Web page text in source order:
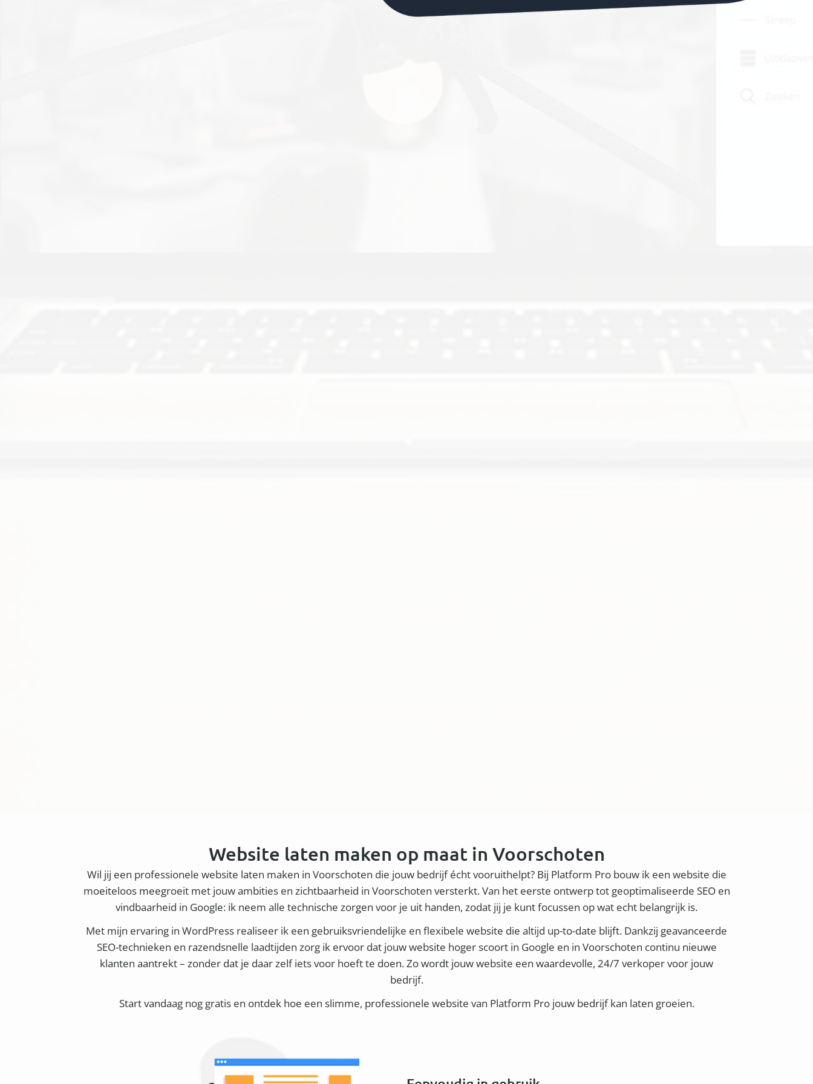
Website laten maken op maat in Voorschoten
Wil jij een professionele website laten maken in Voorschoten die jouw bedrijf écht vooruithelpt? Bij Platform Pro bouw ik een website die
moeiteloos meegroeit met jouw ambities en zichtbaarheid in Voorschoten versterkt. Van het eerste ontwerp tot geoptimaliseerde SEO en
vindbaarheid in Google: ik neem alle technische zorgen voor je uit handen, zodat jij je kunt focussen op wat echt belangrijk is.
Met mijn ervaring in WordPress realiseer ik een gebruiksvriendelijke en flexibele website die altijd up-to-date blijft. Dankzij geavanceerde
SEO-technieken en razendsnelle laadtijden zorg ik ervoor dat jouw website hoger scoort in Google en in Voorschoten continu nieuwe
klanten aantrekt – zonder dat je daar zelf iets voor hoeft te doen. Zo wordt jouw website een waardevolle, 24/7 verkoper voor jouw
bedrijf.
Start vandaag nog gratis en ontdek hoe een slimme, professionele website van Platform Pro jouw bedrijf kan laten groeien.